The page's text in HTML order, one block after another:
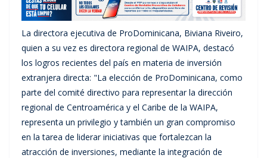
La directora ejecutiva de ProDominicana, Biviana Riveiro,
quien a su vez es directora regional de WAIPA, destacó
los logros recientes del país en materia de inversión
extranjera directa: "La elección de ProDominicana, como
parte del comité directivo para representar la dirección
regional de Centroamérica y el Caribe de la WAIPA,
representa un privilegio y también un gran compromiso
en la tarea de liderar iniciativas que fortalezcan la
atracción de inversiones, mediante la integración de